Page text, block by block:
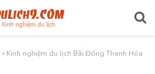
» Kinh nghiệm du lịch Bãi Đông Thanh Hóa